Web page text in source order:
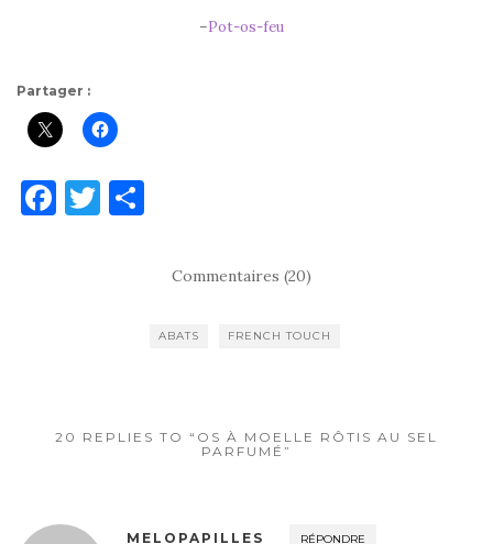
–Pot-os-feu
Partager :
F
k
T
ta
er
Commentaires (20)
ABATS FRENCH TOUCH
20 REPLIES TO “OS À MOELLE RÔTIS AU SEL
PARFUMÉ”
MELOPAPILLES RÉPONDRE